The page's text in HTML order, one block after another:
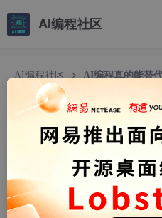
AI编程社区
AI编程社区 AI编程真的能替
AI编程真的能
colorknight
311人浏览 · 2026-04-21
这是一个在网络上已经被广泛
些“过时”。但基于最近一段时间